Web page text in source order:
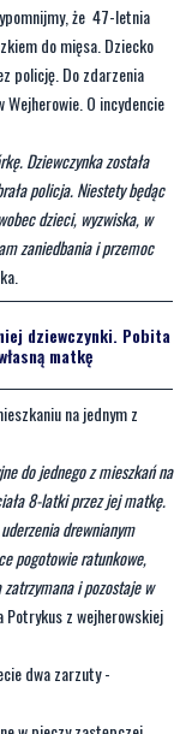
O incydencie
Dziewczynka została
policja. Niestety będąc
dzieci, wyzwiska, w
zaniedbania i przemoc
dziewczynki. Pobita
matkę
na jednym z
do jednego z mieszkań na
8-latki przez jej matkę.
drewnianym
pogotowie ratunkowe,
i pozostaje w
z wejherowskiej
dwa zarzuty -
w pieczy zastępczej.
Chcecie aby
na Wasze